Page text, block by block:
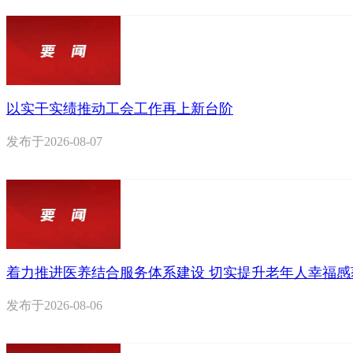
以实干实绩推动工会工作再上新台阶
发布于2026-08-07
着力推进医养结合服务体系建设 切实提升老年人幸福
发布于2026-08-06